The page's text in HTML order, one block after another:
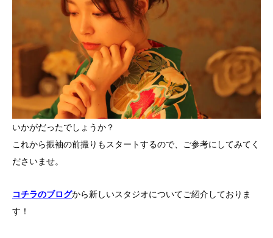
いかがだったでしょうか？
これから振袖の前撮りもスタートするので、ご参考にしてみてく
ださいませ。
コチラのブログから新しいスタジオについてご紹介しておりま
す！